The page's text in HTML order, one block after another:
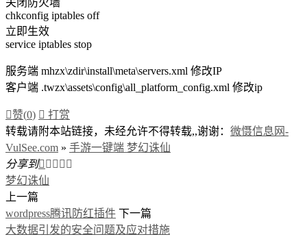
chkconfig iptables off
立即生效
service iptables stop
服务端 mhzx\zdir\install\meta\servers.xml 修改IP
客户端 .twzx\assets\config\all_platform_config.xml 修改ip
赞(0)  打赏
转载请附本站链接，未经允许不得转载,,谢谢： 微慑信息网-
VulSee.com » 手游一键端 梦幻诛仙
分享到    
梦幻诛仙
上一篇
wordpress腾讯防红插件 下一篇
大数据引发的安全问题及应对措施